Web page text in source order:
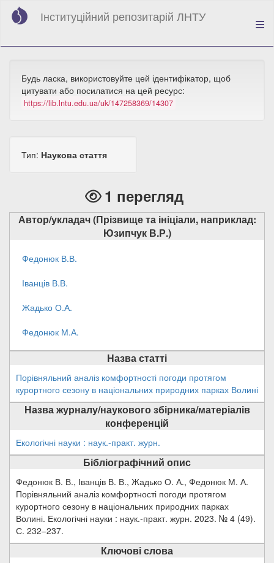
Перейти
вмісту
Інституційний репозитарій ЛНТУ
Будь ласка, використовуйте цей ідентифікатор, щоб
цитувати або посилатися на цей ресурс:
https://lib.lntu.edu.ua/uk/147258369/14307
Тип: Наукова стаття
1 перегляд
Автор/укладач (Прізвище та ініціали, наприклад:
Юзипчук В.Р.)
Федонюк В.В.
Іванців В.В.
Жадько О.А.
Федонюк М.А.
Назва статті
Порівняльний аналіз комфортності погоди протягом
курортного сезону в національних природних парках Волині
Назва журналу/наукового збірника/матеріалів
конференцій
Екологічні науки : наук.-практ. журн.
Бібліографічний опис
Федонюк В. В., Іванців В. В., Жадько О. А., Федонюк М. А.
Порівняльний аналіз комфортності погоди протягом
курортного сезону в національних природних парках
Волині. Екологічні науки : наук.-практ. журн. 2023. № 4 (49).
С. 232–237.
Ключові слова